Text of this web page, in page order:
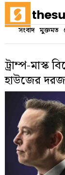
সংবাদ মুক্তমত
ট্রাম্প-মাস্ক
হাউজের